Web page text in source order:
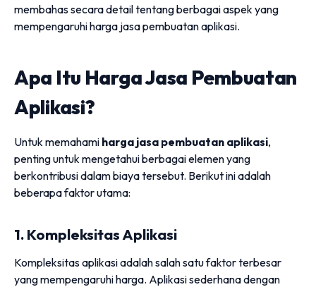
membahas secara detail tentang berbagai aspek yang
mempengaruhi harga jasa pembuatan aplikasi.
Apa Itu Harga Jasa Pembuatan
Aplikasi?
Untuk memahami harga jasa pembuatan aplikasi,
penting untuk mengetahui berbagai elemen yang
berkontribusi dalam biaya tersebut. Berikut ini adalah
beberapa faktor utama:
1. Kompleksitas Aplikasi
Kompleksitas aplikasi adalah salah satu faktor terbesar
yang mempengaruhi harga. Aplikasi sederhana dengan